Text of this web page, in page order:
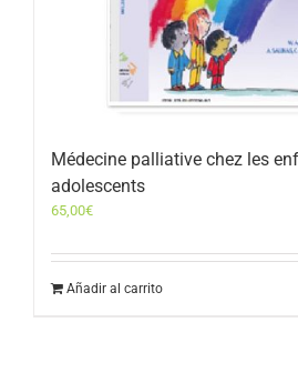
Médecine palliative chez les
adolescents
65,00€
Añadir al carrito